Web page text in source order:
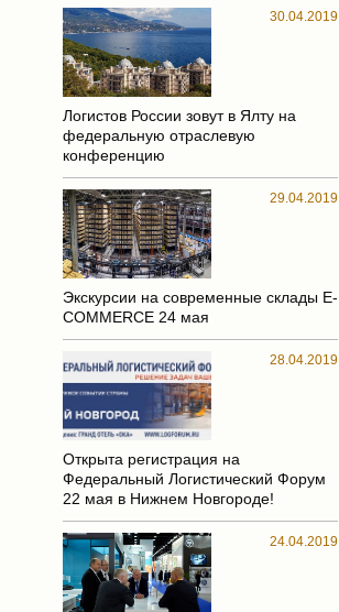
30.04.2019
Логистов России зовут в Ялту на
федеральную отраслевую
конференцию
29.04.2019
Экскурсии на современные склады E-
COMMERCE 24 мая
28.04.2019
Открыта регистрация на
Федеральный Логистический Форум
22 мая в Нижнем Новгороде!
24.04.2019